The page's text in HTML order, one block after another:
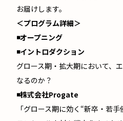
お届けします。
＜プログラム詳細＞
◾️オープニング
◾️イントロダクション
グロース期・拡大期において、
なるのか？
◾️株式会社Progate
「グロース期に効く“新卒・若